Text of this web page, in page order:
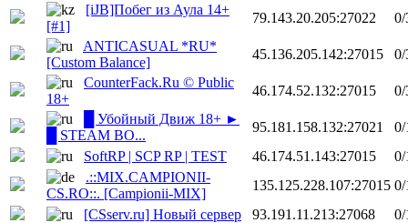
[iJB]Побег из Аула 14+
[#1]
79.143.20.205:27022
0/
ANTICASUAL *RU*
[Custom Balance]
45.136.205.142:27015
0/
CounterFack.Ru © Public
18+
46.174.52.132:27015
0/
█ Убойный Движ 18+ ►
█ STEAM BO...
95.181.158.132:27021
0/
SoftRP | SCP RP | TEST
46.174.51.143:27015
0/
.::MIX.CAMPIONII-
CS.RO::. [Campionii-MIX]
135.125.228.107:27015 0/
[CSserv.ru] Новый сервер
93.191.11.213:27068
0/